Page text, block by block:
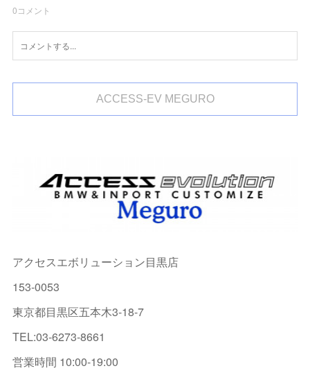
0コメント
ACCESS-EV MEGURO
アクセスエボリューション目黒店
153-0053
東京都目黒区五本木3-18-7
TEL:03-6273-8661
営業時間 10:00-19:00